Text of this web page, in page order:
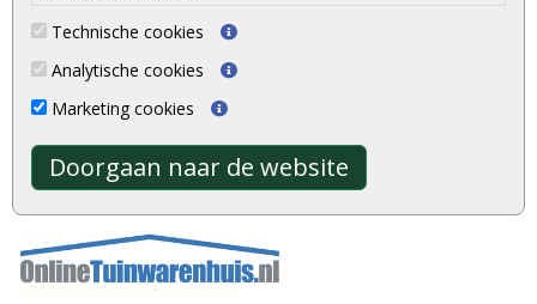
Technische cookies
Analytische cookies
Marketing cookies
Doorgaan naar de website
Keurmerken
Onze partners